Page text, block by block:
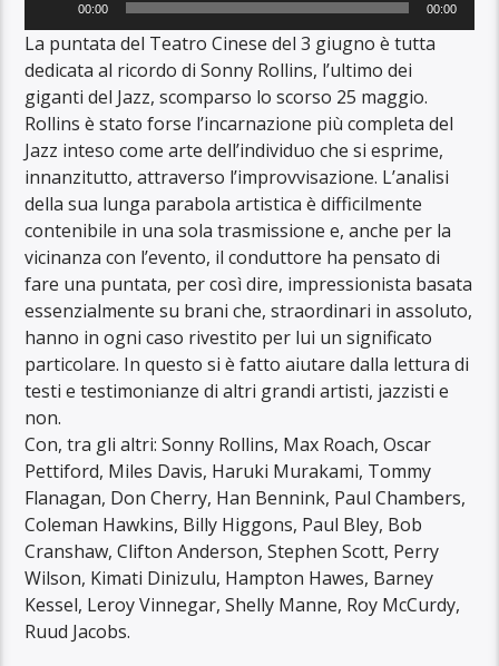
Player
00:00 00:00
La puntata del Teatro Cinese del 3 giugno è tutta
dedicata al ricordo di Sonny Rollins, l’ultimo dei
giganti del Jazz, scomparso lo scorso 25 maggio.
Rollins è stato forse l’incarnazione più completa del
Jazz inteso come arte dell’individuo che si esprime,
innanzitutto, attraverso l’improvvisazione. L’analisi
della sua lunga parabola artistica è difficilmente
contenibile in una sola trasmissione e, anche per la
vicinanza con l’evento, il conduttore ha pensato di
fare una puntata, per così dire, impressionista basata
essenzialmente su brani che, straordinari in assoluto,
hanno in ogni caso rivestito per lui un significato
particolare. In questo si è fatto aiutare dalla lettura di
testi e testimonianze di altri grandi artisti, jazzisti e
non.
Con, tra gli altri: Sonny Rollins, Max Roach, Oscar
Pettiford, Miles Davis, Haruki Murakami, Tommy
Flanagan, Don Cherry, Han Bennink, Paul Chambers,
Coleman Hawkins, Billy Higgons, Paul Bley, Bob
Cranshaw, Clifton Anderson, Stephen Scott, Perry
Wilson, Kimati Dinizulu, Hampton Hawes, Barney
Kessel, Leroy Vinnegar, Shelly Manne, Roy McCurdy,
Ruud Jacobs.